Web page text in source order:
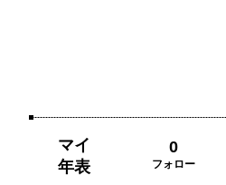
マイ
年表
0
フォロー